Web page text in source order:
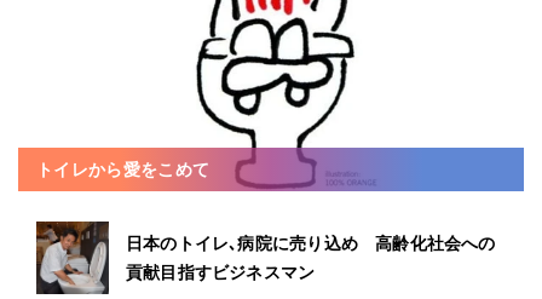
トイレから愛をこめて
日本のトイレ､病院に売り込め 高齢化社会への
貢献目指すビジネスマン